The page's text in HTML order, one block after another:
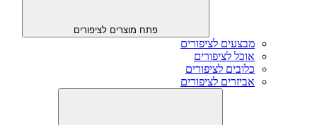
פתח מוצרים לציפורים
מבצעים לציפורים
אוכל לציפורים
כלובים לציפורים
אביזרים לציפורים